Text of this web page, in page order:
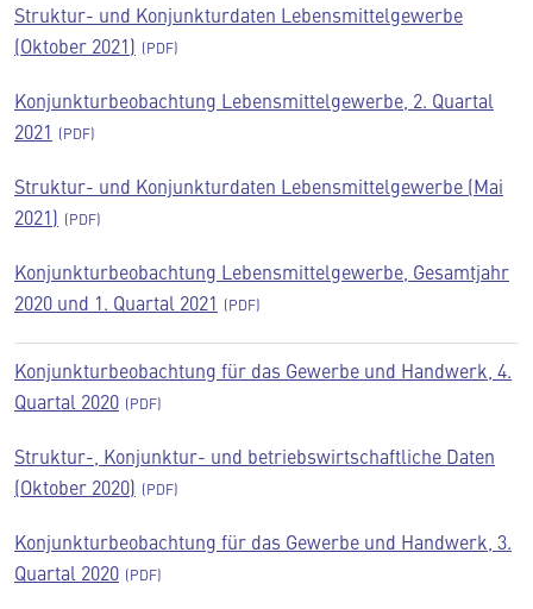
Struktur- und Konjunkturdaten Lebensmittelgewerbe
(Oktober 2021)
Konjunkturbeobachtung Lebensmittelgewerbe, 2. Quartal
2021
Struktur- und Konjunkturdaten Lebensmittelgewerbe (Mai
2021)
Konjunkturbeobachtung Lebensmittelgewerbe, Gesamtjahr
2020 und 1. Quartal 2021
Konjunkturbeobachtung für das Gewerbe und Handwerk, 4.
Quartal 2020
Struktur-, Konjunktur- und betriebswirtschaftliche Daten
(Oktober 2020)
Konjunkturbeobachtung für das Gewerbe und Handwerk, 3.
Quartal 2020